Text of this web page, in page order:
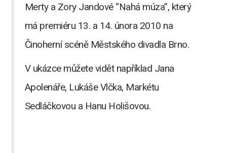
Merty a Zory Jandové “Nahá múza”, který
má premiéru 13. a 14. února 2010 na
Činoherní scéně Městského divadla Brno.
V ukázce můžete vidět například Jana
Apolenáře, Lukáše Vlčka, Markétu
Sedláčkovou a Hanu Holišovou.